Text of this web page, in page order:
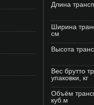
Длина
Ширина
см
Высота
Вес брутто
упаковки, кг
Объём
куб.м